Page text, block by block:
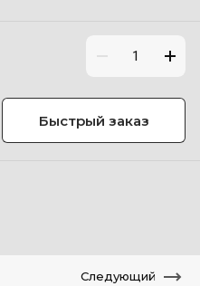
Быстрый заказ
Следующий